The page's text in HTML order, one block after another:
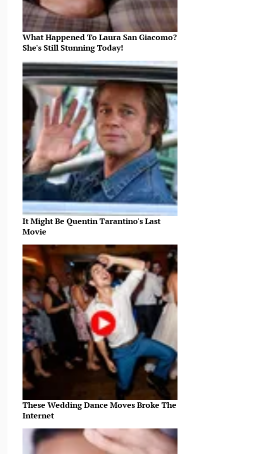
What Happened To Laura San Giacomo?
She's Still Stunning Today!
It Might Be Quentin Tarantino's Last
Movie
These Wedding Dance Moves Broke The
Internet